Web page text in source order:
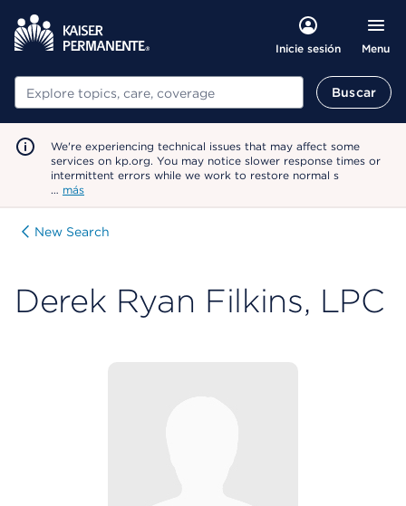
Inicie sesión Menu
Buscar Buscar
We're experiencing technical issues that may affect some
services on kp.org. You may notice slower response times or
intermittent errors while we work to restore normal s
… más
New Search
Derek Ryan Filkins, LPC